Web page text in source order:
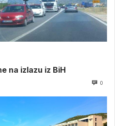
na izlazu iz BiH
0